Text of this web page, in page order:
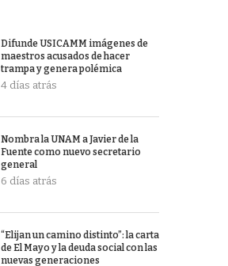
Difunde USICAMM imágenes de
maestros acusados de hacer
trampa y genera polémica
4 días atrás
Nombra la UNAM a Javier de la
Fuente como nuevo secretario
general
6 días atrás
“Elijan un camino distinto”: la carta
de El Mayo y la deuda social con las
nuevas generaciones